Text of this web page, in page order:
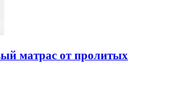
матрас от пролитых